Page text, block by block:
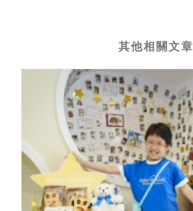
其他相關文章